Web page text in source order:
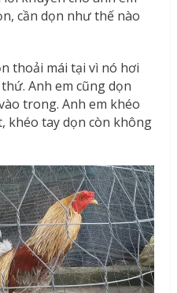
cần dọn như thế nào
thoải mái tại vì nó hơi
Anh em cũng dọn
trong. Anh em khéo
khéo tay dọn còn không